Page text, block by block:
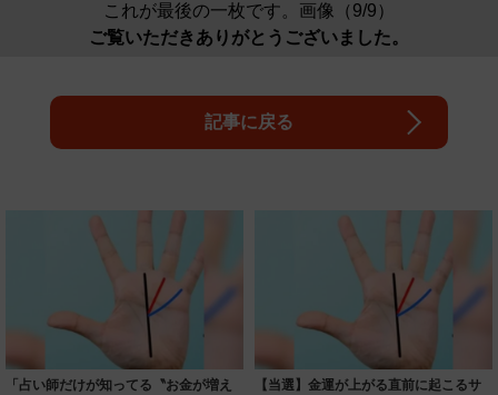
これが最後の一枚です。画像（9/9）
ご覧いただきありがとうございました。
記事に戻る
「占い師だけが知ってる〝お金が増え
【当選】金運が上がる直前に起こるサ